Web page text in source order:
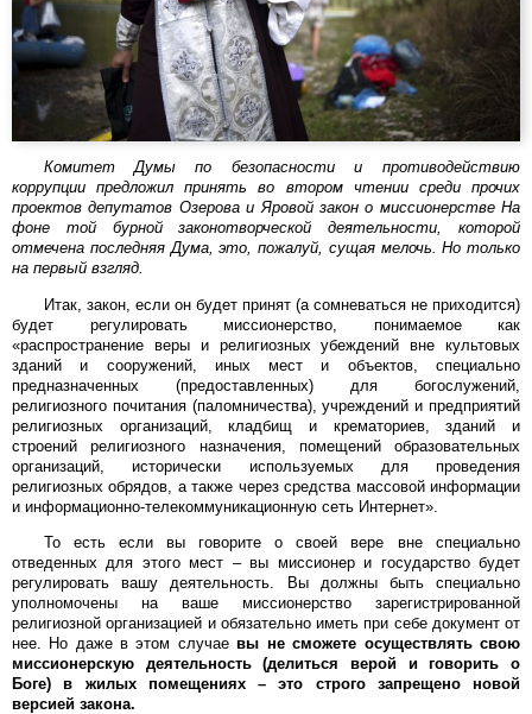
Комитет Думы по безопасности и противодействию
коррупции предложил принять во втором чтении среди прочих
проектов депутатов Озерова и Яровой закон о миссионерстве На
фоне той бурной законотворческой деятельности, которой
отмечена последняя Дума, это, пожалуй, сущая мелочь. Но только
на первый взгляд.
Итак, закон, если он будет принят (а сомневаться не приходится)
будет регулировать миссионерство, понимаемое как
«распространение веры и религиозных убеждений вне культовых
зданий и сооружений, иных мест и объектов, специально
предназначенных (предоставленных) для богослужений,
религиозного почитания (паломничества), учреждений и предприятий
религиозных организаций, кладбищ и крематориев, зданий и
строений религиозного назначения, помещений образовательных
организаций, исторически используемых для проведения
религиозных обрядов, а также через средства массовой информации
и информационно-телекоммуникационную сеть Интернет».
То есть если вы говорите о своей вере вне специально
отведенных для этого мест – вы миссионер и государство будет
регулировать вашу деятельность. Вы должны быть специально
уполномочены на ваше миссионерство зарегистрированной
религиозной организацией и обязательно иметь при себе документ от
нее. Но даже в этом случае вы не сможете осуществлять свою
миссионерскую деятельность (делиться верой и говорить о
Боге) в жилых помещениях – это строго запрещено новой
версией закона.